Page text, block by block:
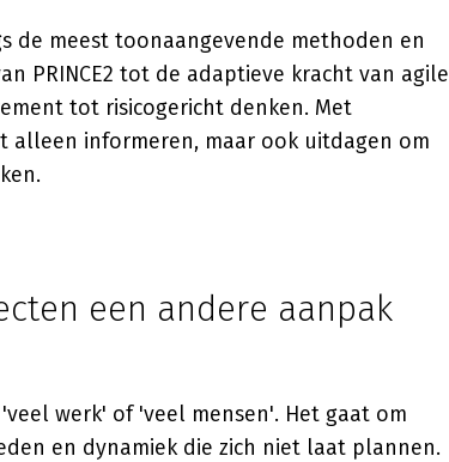
de meest toonaangevende methoden en
PRINCE2 tot de adaptieve kracht van agile
tot risicogericht denken. Met
alleen informeren, maar ook uitdagen om
een andere aanpak
werk' of 'veel mensen'. Het gaat om
en dynamiek die zich niet laat plannen.